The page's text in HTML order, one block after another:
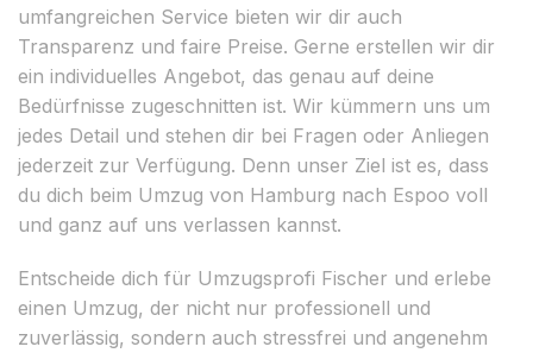
umfangreichen Service bieten wir dir auch
Transparenz und faire Preise. Gerne erstellen wir dir
ein individuelles Angebot, das genau auf deine
Bedürfnisse zugeschnitten ist. Wir kümmern uns um
jedes Detail und stehen dir bei Fragen oder Anliegen
jederzeit zur Verfügung. Denn unser Ziel ist es, dass
du dich beim Umzug von Hamburg nach Espoo voll
und ganz auf uns verlassen kannst.
Entscheide dich für Umzugsprofi Fischer und erlebe
einen Umzug, der nicht nur professionell und
zuverlässig, sondern auch stressfrei und angenehm